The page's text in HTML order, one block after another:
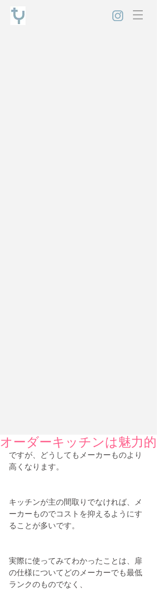
オーダーキッチンは魅力的
ですが、どうしてもメーカーものより
高くなります。
キッチンが主の間取りでなければ、メ
ーカーものでコストを抑えるようにす
ることが多いです。
実際に使ってみてわかったことは、扉
の仕様についてどのメーカーでも最低
ランクのものでなく、